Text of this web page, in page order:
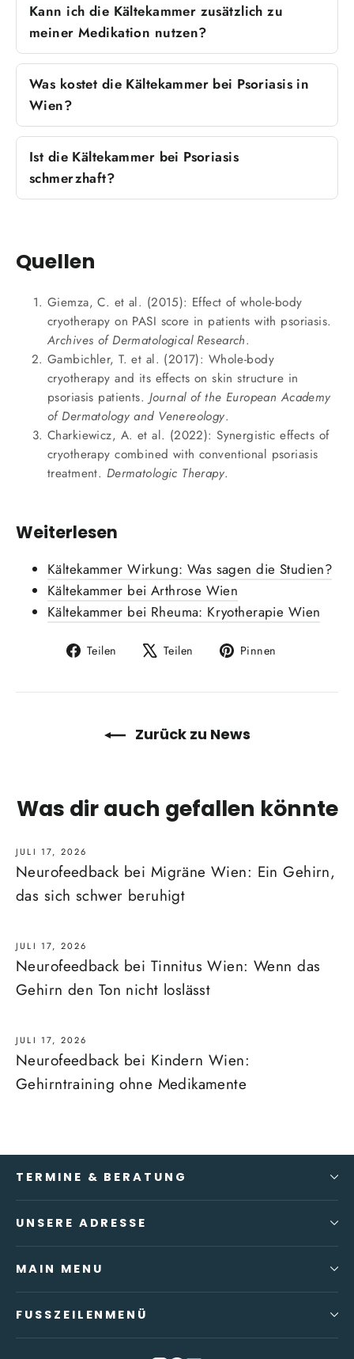
Kann ich die Kältekammer zusätzlich zu
meiner Medikation nutzen?
Was kostet die Kältekammer bei Psoriasis in
Wien?
Ist die Kältekammer bei Psoriasis
schmerzhaft?
Quellen
Giemza, C. et al. (2015): Effect of whole-body
cryotherapy on PASI score in patients with psoriasis.
Archives of Dermatological Research.
Gambichler, T. et al. (2017): Whole-body
cryotherapy and its effects on skin structure in
psoriasis patients. Journal of the European Academy
of Dermatology and Venereology.
Charkiewicz, A. et al. (2022): Synergistic effects of
cryotherapy combined with conventional psoriasis
treatment. Dermatologic Therapy.
Weiterlesen
Kältekammer Wirkung: Was sagen die Studien?
Kältekammer bei Arthrose Wien
Kältekammer bei Rheuma: Kryotherapie Wien
Teilen
Auf
teilen
Teilen
Auf
twittern
Pinnen
pinnen
Zurück zu News
Was dir auch gefallen könnte
JULI 17, 2026
Neurofeedback bei Migräne Wien: Ein Gehirn,
das sich schwer beruhigt
JULI 17, 2026
Neurofeedback bei Tinnitus Wien: Wenn das
Gehirn den Ton nicht loslässt
JULI 17, 2026
Neurofeedback bei Kindern Wien:
Gehirntraining ohne Medikamente
TERMINE & BERATUNG
UNSERE ADRESSE
MAIN MENU
FUSSZEILENMENÜ